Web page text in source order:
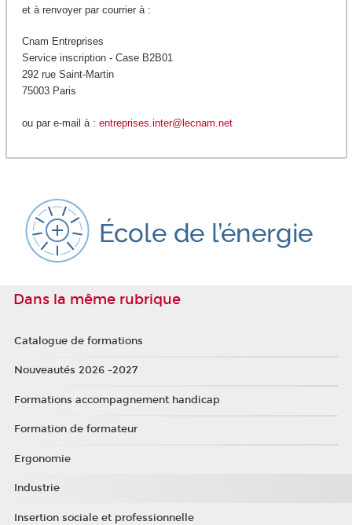
et à renvoyer par courrier à :
Cnam Entreprises
Service inscription - Case B2B01
292 rue Saint-Martin
75003 Paris
ou par e-mail à : entreprises.inter@lecnam.net
Dans la même rubrique
Catalogue de formations
Nouveautés 2026 -2027
Formations accompagnement handicap
Formation de formateur
Ergonomie
Industrie
Insertion sociale et professionnelle